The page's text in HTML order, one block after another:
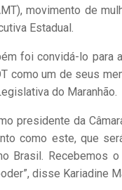
movimento de
Estadual.
foi convidá-lo para
como um de seus
do Maranhão.
presidente da
como este, que
Brasil. Recebemos
disse Kariadine